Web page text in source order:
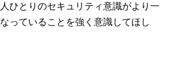
ひとりのセキュリティ意識がより一
っていることを強く意識してほし